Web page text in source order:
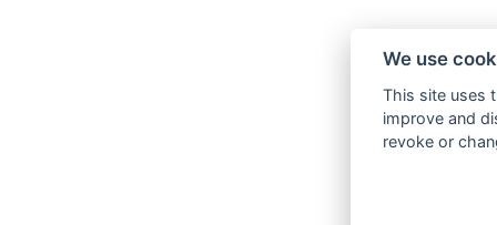
We use
This site uses
improve and
revoke or